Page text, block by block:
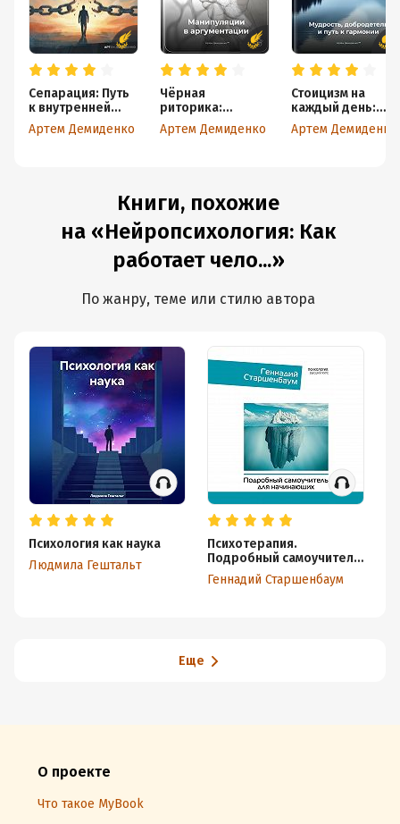
Сепарация: Путь
к внутренней
свободе
Артем Демиденко
Чёрная
риторика:
Манипуляции в
аргументации
Артем Демиденко
Стоицизм на
каждый день:
Мудрость,
добродетель и
Артем Демиденко
Книги, похожие
на «Нейропсихология: Как
работает чело...»
По жанру, теме или стилю автора
Психология как наука
Людмила Гештальт
Психотерапия.
Подробный самоучитель
для начинающих
Геннадий Старшенбаум
Еще
О проекте
Что такое MyBook